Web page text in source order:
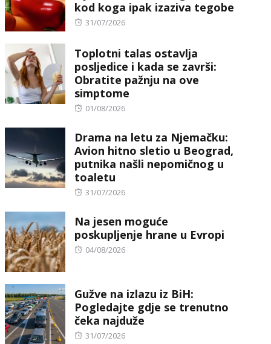
kod koga ipak izaziva tegobe
Posted
31/07/2026
Toplotni talas ostavlja
posljedice i kada se završi:
Obratite pažnju na ove
simptome
Posted
01/08/2026
Drama na letu za Njemačku:
Avion hitno sletio u Beograd,
putnika našli nepomičnog u
toaletu
Posted
31/07/2026
Na jesen moguće
poskupljenje hrane u Evropi
Posted
04/08/2026
Gužve na izlazu iz BiH:
Pogledajte gdje se trenutno
čeka najduže
Posted
31/07/2026